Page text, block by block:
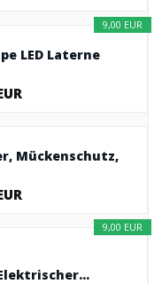
9,00 EUR
LED Laterne
Mückenschutz,
9,00 EUR